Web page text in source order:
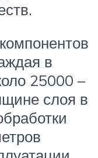
в
25000 –
слоя в